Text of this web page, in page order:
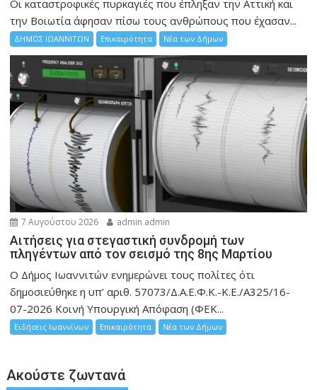
Οι καταστροφικές πυρκαγιές που έπληξαν την Αττική και
την Bοιωτία άφησαν πίσω τους ανθρώπους που έχασαν...
ΔΗΜΟΣ ΙΩΑΝΝΙΤΩΝ Επικαιρότητα Νέα των Δήμων
7 Αυγούστου 2026 admin admin
Αιτήσεις για στεγαστική συνδρομή των
πληγέντων από τον σεισμό της 8ης Μαρτίου
Ο Δήμος Ιωαννιτών ενημερώνει τους πολίτες ότι
δημοσιεύθηκε η υπ’ αριθ. 57073/Δ.Α.Ε.Φ.Κ.-Κ.Ε./Α325/16-
07-2026 Κοινή Υπουργική Απόφαση (ΦΕΚ...
Ειδήσεις Ιωαννίνων Επικαιρότητα Νέα των Δήμων
Ακούστε ζωντανά